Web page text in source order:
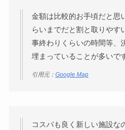
金額は比較的お手頃だと思
らいまでだと割と取りやす
事終わりくらいの時間等、
埋まっていることが多いで
引用元： Google Map
コスパも良く新しい施設な